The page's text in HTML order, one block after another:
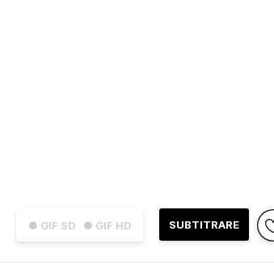
● GIF SD ● GIF HD SUBTITRARE